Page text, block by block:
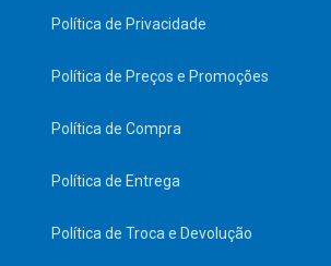
Política de Privacidade
Política de Preços e Promoções
Política de Compra
Política de Entrega
Política de Troca e Devolução